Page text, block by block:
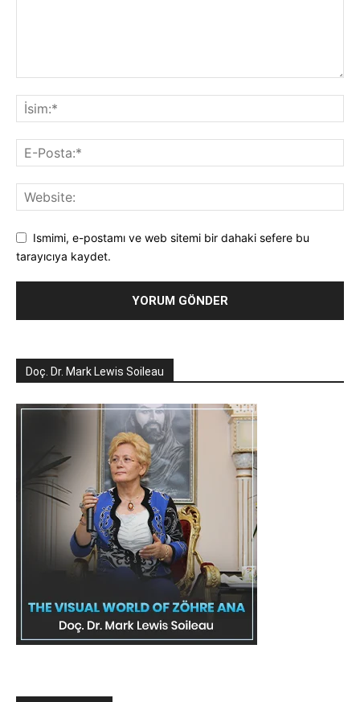
Ismimi, e-postamı ve web sitemi bir dahaki sefere bu
tarayıcıya kaydet.
Doç. Dr. Mark Lewis Soileau